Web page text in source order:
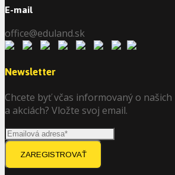
E-mail
office@eduland.sk
Newsletter
Chcete byť včas informovaný o
a akciách? Vložte svoj email.
ZAREGISTROVAŤ